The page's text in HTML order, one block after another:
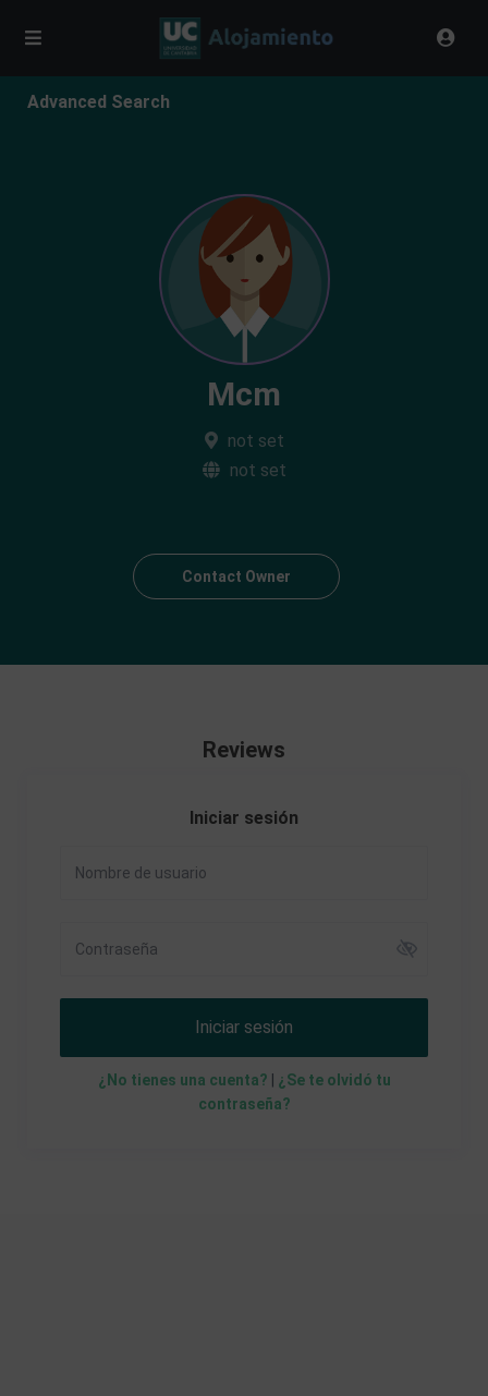
Advanced Search
Mcm
not set
not set
Contact Owner
Reviews
Iniciar sesión
Iniciar sesión
¿No tienes una cuenta?
¿Se te olvidó tu
contraseña?